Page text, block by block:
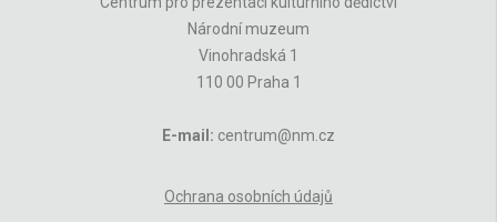
Národní muzeum
Vinohradská 1
110 00 Praha 1
E-mail: centrum@nm.cz
Ochrana osobních údajů